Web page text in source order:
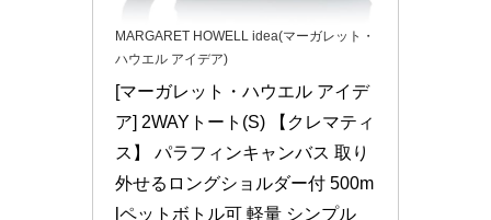
MARGARET HOWELL idea(マーガレット・
ハウエル アイデア)
[マーガレット・ハウエル アイデ
ア] 2WAYトート(S) 【クレマティ
ス】 パラフィンキャンバス 取り
外せるロングショルダー付 500m
lペットボトル可 軽量 シンプル